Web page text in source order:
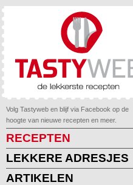
Volg Tastyweb en blijf via Facebook op de
hoogte van nieuwe recepten en meer.
RECEPTEN
LEKKERE ADRESJES
ARTIKELEN